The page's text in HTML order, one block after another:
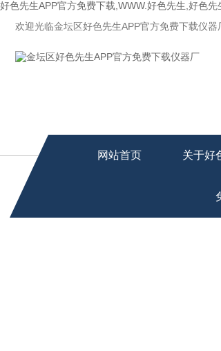
好色先生APP官方免费下载,WWW.好色先生,好色
欢迎光临金坛区好色先生APP官方免费下载仪器厂
网站首页 关于好